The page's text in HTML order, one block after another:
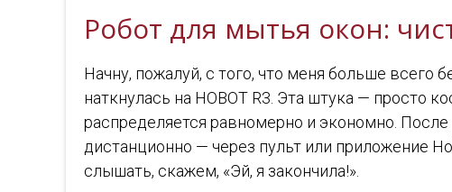
Робот для мытья окон:
Начну, пожалуй, с того, что меня больше всего
наткнулась на HOBOT R3. Эта штука — просто
распределяется равномерно и экономно.
дистанционно — через пульт или приложение
слышать, скажем, «Эй, я закончила!».